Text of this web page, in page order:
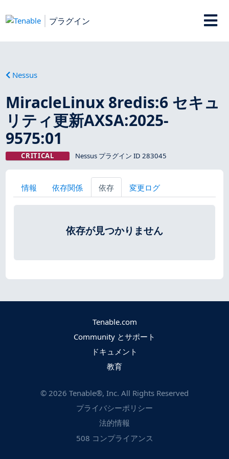
プラグイン
Nessus
MiracleLinux 8redis:6 セキュ
リティ更新AXSA:2025-
9575:01
CRITICAL Nessus プラグイン ID 283045
情報 依存関係 依存 変更ログ
依存が見つかりません
Tenable.com
Community とサポート
ドキュメント
教育
© 2026 Tenable®, Inc. All Rights Reserved
プライバシーポリシー
法的情報
508 コンプライアンス